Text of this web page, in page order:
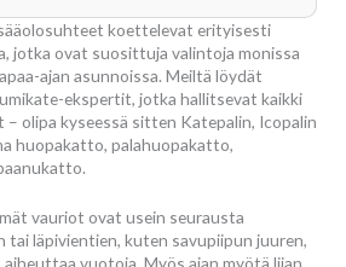
koettelevat erityisesti
jotka ovat suosittuja valintoja monissa
ajan asunnoissa. Meiltä löydät
ekspertit, jotka hallitsevat kaikki
olipa kyseessä sitten Katepalin, Icopalin
huopakatto, palahuopakatto,
vauriot ovat usein seurausta
tai läpivientien, kuten savupiipun juuren,
vuotoja. Myös ajan myötä liian